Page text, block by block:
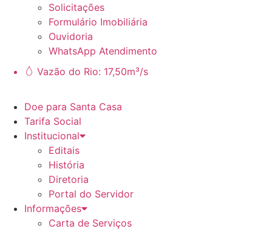
Solicitações
Formulário Imobiliária
Ouvidoria
WhatsApp Atendimento
Vazão do Rio: 17,50m³/s
Doe para Santa Casa
Tarifa Social
Institucional
Editais
História
Diretoria
Portal do Servidor
Informações
Carta de Serviços